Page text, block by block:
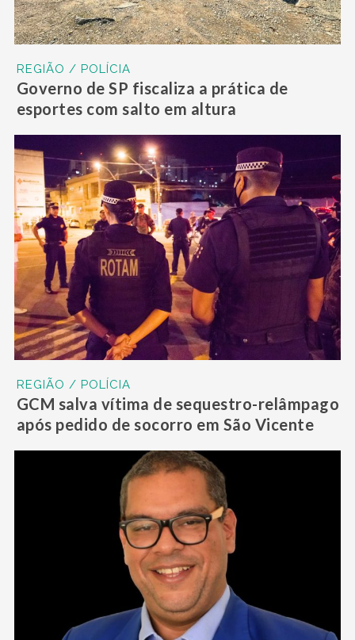
REGIÃO / POLÍCIA
Governo de SP fiscaliza a prática de
esportes com salto em altura
REGIÃO / POLÍCIA
GCM salva vítima de sequestro-relâmpago
após pedido de socorro em São Vicente